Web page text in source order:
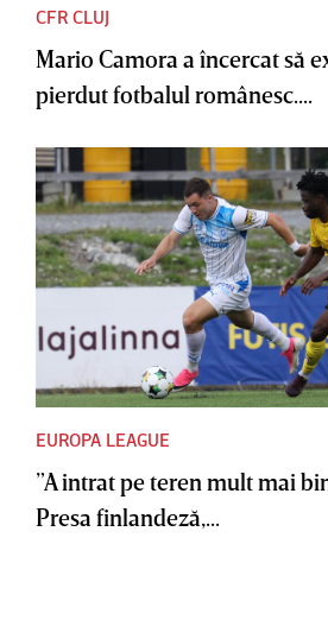
CFR CLUJ
Mario Camora a încercat să
pierdut fotbalul românesc....
EUROPA LEAGUE
”A intrat pe teren mult mai
Presa finlandeză,...